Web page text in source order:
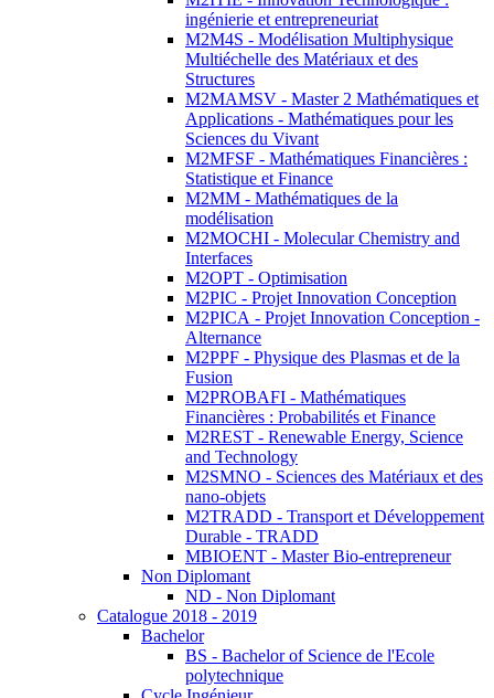
ingénierie et entrepreneuriat
M2M4S - Modélisation Multiphysique
Multiéchelle des Matériaux et des
Structures
M2MAMSV - Master 2 Mathématiques et
Applications - Mathématiques pour les
Sciences du Vivant
M2MFSF - Mathématiques Financières :
Statistique et Finance
M2MM - Mathématiques de la
modélisation
M2MOCHI - Molecular Chemistry and
Interfaces
M2OPT - Optimisation
M2PIC - Projet Innovation Conception
M2PICA - Projet Innovation Conception -
Alternance
M2PPF - Physique des Plasmas et de la
Fusion
M2PROBAFI - Mathématiques
Financières : Probabilités et Finance
M2REST - Renewable Energy, Science
and Technology
M2SMNO - Sciences des Matériaux et des
nano-objets
M2TRADD - Transport et Développement
Durable - TRADD
MBIOENT - Master Bio-entrepreneur
Non Diplomant
ND - Non Diplomant
Catalogue 2018 - 2019
Bachelor
BS - Bachelor of Science de l'Ecole
polytechnique